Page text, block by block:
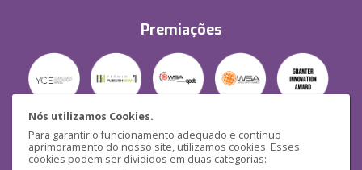
Nós utilizamos Cookies.
Para garantir o funcionamento adequado e contínuo
aprimoramento do nosso site, utilizamos cookies. Esses
cookies podem ser divididos em duas categorias:
Premiações
Segurança